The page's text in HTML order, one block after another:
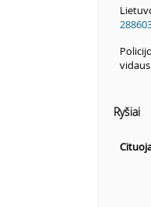
Ryšiai